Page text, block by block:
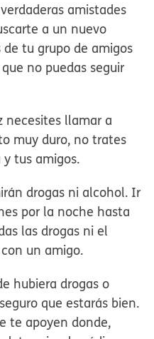
amistades
a un nuevo
tu grupo de amigos
no puedas seguir
necesites llamar a
muy duro, no trates
tus amigos.
drogas ni alcohol. Ir
por la noche hasta
las drogas ni el
un amigo.
hubiera drogas o
que estarás bien.
te apoyen donde,